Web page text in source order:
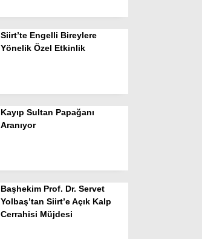
Siirt’te Engelli Bireylere
Yönelik Özel Etkinlik
Kayıp Sultan Papağanı
Aranıyor
Başhekim Prof. Dr. Servet
Yolbaş’tan Siirt’e Açık Kalp
Cerrahisi Müjdesi